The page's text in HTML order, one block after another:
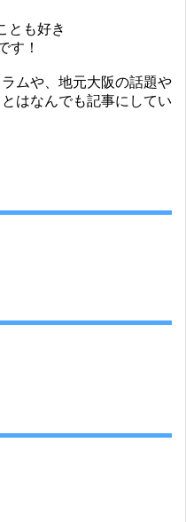
とも好き
す！
ムや、地元大阪の話題や
はなんでも記事にしてい